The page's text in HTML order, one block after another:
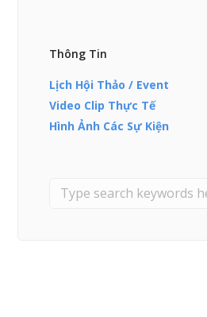
Thông Tin
Lịch Hội Thảo / Event
Video Clip Thực Tế
Hình Ảnh Các Sự Kiện